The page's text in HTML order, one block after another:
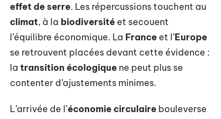
effet de serre. Les répercussions touchent au
climat, à la biodiversité et secouent
l’équilibre économique. La France et l’Europe
se retrouvent placées devant cette évidence :
la transition écologique ne peut plus se
contenter d’ajustements minimes.
L’arrivée de l’économie circulaire bouleverse